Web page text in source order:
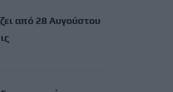
από 28 Αυγούστου